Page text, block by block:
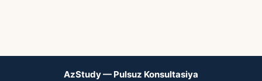
AzStudy — Pulsuz Konsultasiya